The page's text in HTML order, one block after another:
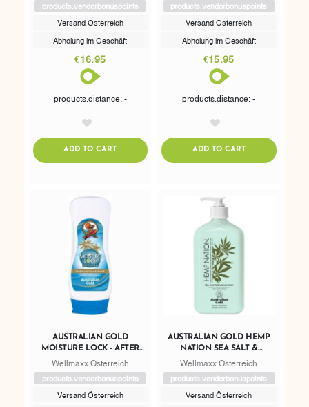
products.vendorbonuspoints
Versand Österreich
Abholung im Geschäft
€16.95
products.distance: -
ADD TO CARTADDTOCART
products.vendorbonuspoints
Versand Österreich
Abholung im Geschäft
€15.95
products.distance: -
ADD TO CARTADDTOCART
AUSTRALIAN GOLD
MOISTURE LOCK - AFTER
SUN
Wellmaxx Österreich
products.vendorbonuspoints
Versand Österreich
AUSTRALIAN GOLD HEMP
NATION SEA SALT &
SANDALWOOD - AFTER SUN
Wellmaxx Österreich
products.vendorbonuspoints
Versand Österreich